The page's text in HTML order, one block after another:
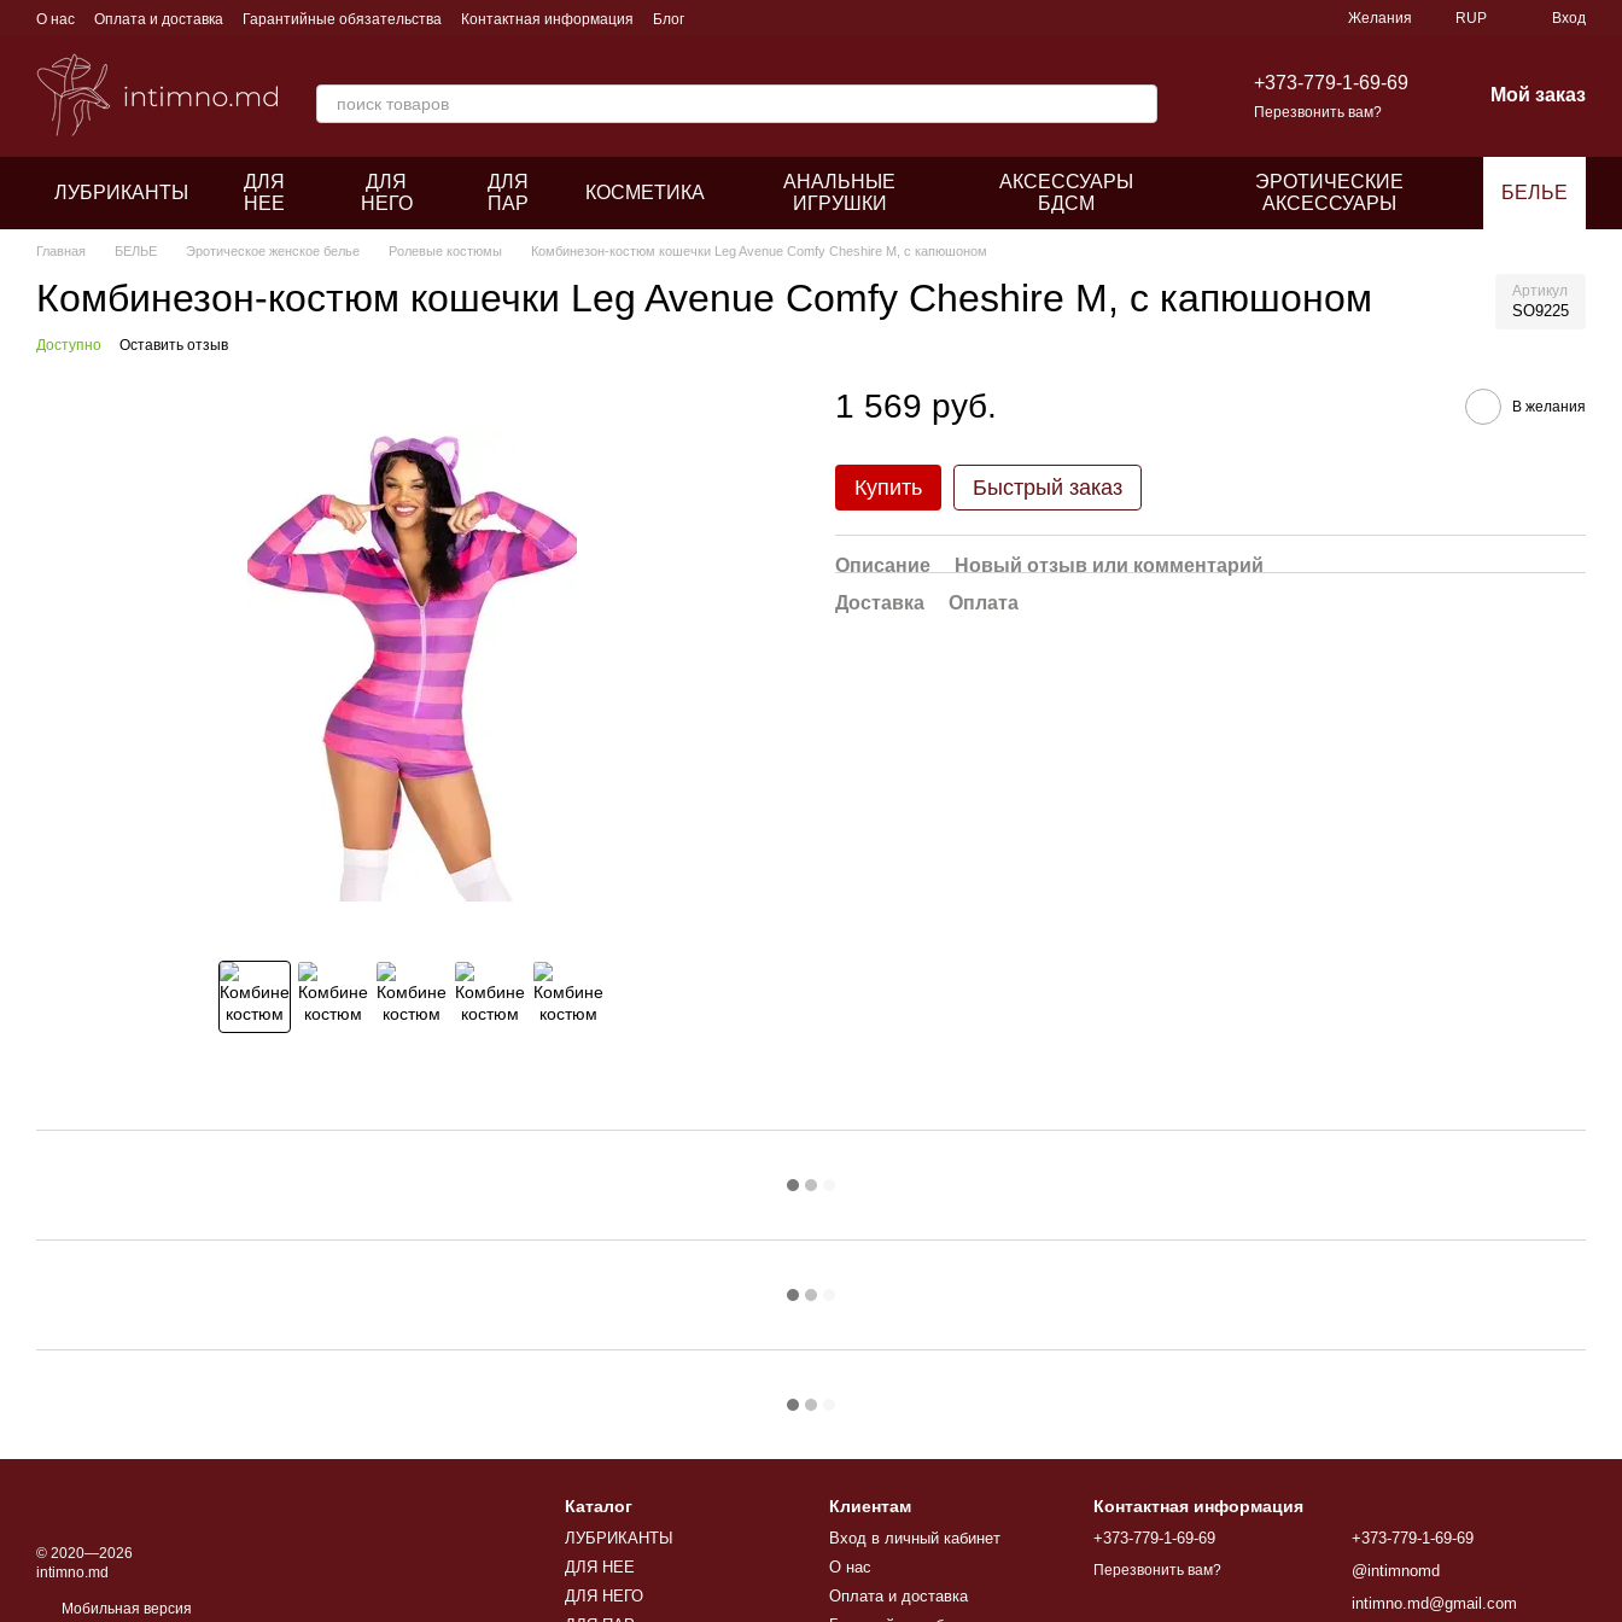
Перейти к основному контенту
О нас Оплата и доставка Гарантийные обязательства Контактная информация Блог Желания RUP Вход
+373-779-1-69-69
Перезвонить вам?
Мой заказ
ЛУБРИКАНТЫ
ДЛЯ
НЕЕ
ДЛЯ
НЕГО
ДЛЯ
ПАР
КОСМЕТИКА
АНАЛЬНЫЕ
ИГРУШКИ
АКСЕССУАРЫ
БДСМ
ЭРОТИЧЕСКИЕ
АКСЕССУАРЫ
БЕЛЬЕ
Главная БЕЛЬЕ Эротическое женское белье Ролевые костюмы Комбинезон-костюм кошечки Leg Avenue Comfy Cheshire M, с капюшоном
Комбинезон-костюм кошечки Leg Avenue Comfy Cheshire M, с капюшоном Артикул
SO9225
Доступно Оставить отзыв
1 569 руб. В желания
Купить Быстрый заказ
Описание
Новый отзыв или комментарий
Доставка
Оплата
© 2020—2026
intimno.md
Мобильная версия
Каталог
ЛУБРИКАНТЫ
ДЛЯ НЕЕ
ДЛЯ НЕГО
Клиентам
Вход в личный кабинет
О нас
Оплата и доставка
Контактная информация
+373-779-1-69-69
Перезвонить вам?
+373-779-1-69-69
@intimnomd
intimno.md@gmail.com